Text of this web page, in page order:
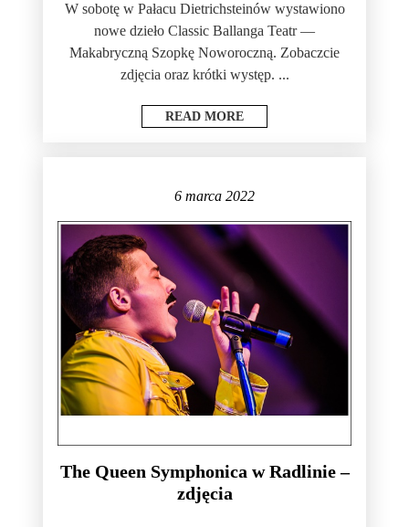
W sobotę w Pałacu Dietrichsteinów wystawiono
nowe dzieło Classic Ballanga Teatr —
Makabryczną Szopkę Noworoczną. Zobaczcie
zdjęcia oraz krótki występ. ...
READ MORE
6 marca 2022
The Queen Symphonica w Radlinie –
zdjęcia